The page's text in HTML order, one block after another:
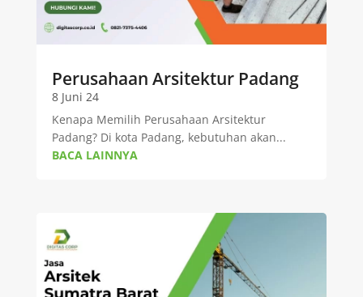
Perusahaan Arsitektur Padang
8 Juni 24
Kenapa Memilih Perusahaan Arsitektur
Padang? Di kota Padang, kebutuhan akan...
BACA LAINNYA